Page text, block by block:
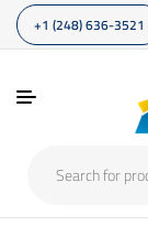
+1 (248) 636-3521